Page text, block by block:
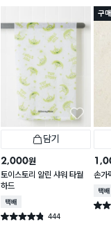
담기
2,000원
토이스토리 알린 샤워 타월
하드
택배배송
별점 4.8점 444
건 작성
구
손가
택배
별점